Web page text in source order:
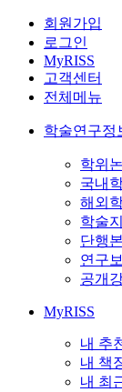
회원가입
로그인
MyRISS
고객센터
전체메뉴
학술연구정
학위
국내
해외
학술지
단행본
연구
공개
MyRISS
내 추
내 책
내 최